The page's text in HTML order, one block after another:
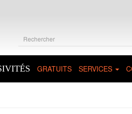
GRATUITS SERVICES